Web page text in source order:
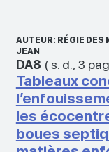
AUTEUR: RÉGIE DES
JEAN
DA8 ( s. d., 3
Tableaux
les
boues